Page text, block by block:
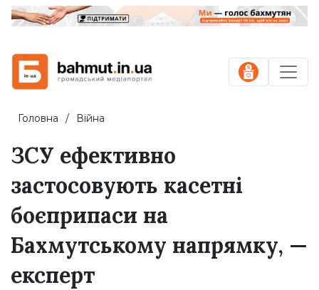
Головна Війна
ЗСУ ефективно
застосовують касетні
боєприпаси на
Бахмутському напрямку, —
експерт